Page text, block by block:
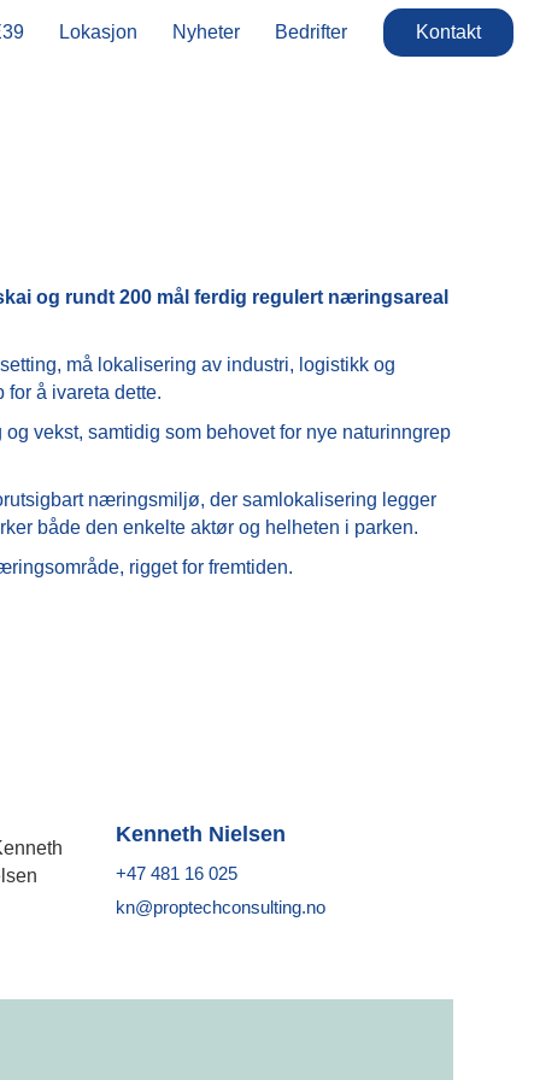
Lokasjon Nyheter Bedrifter Kontakt
og rundt 200 mål ferdig regulert næringsareal
må lokalisering av industri, logistikk og
å ivareta dette.
vekst, samtidig som behovet for nye naturinngrep
næringsmiljø, der samlokalisering legger
både den enkelte aktør og helheten i parken.
rigget for fremtiden.
Kenneth Nielsen
+47 481 16 025
kn@proptechconsulting.no